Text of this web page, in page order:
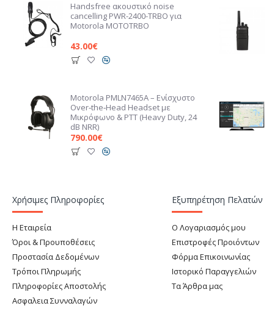
Handsfree ακουστικό noise
cancelling PWR-2400-TRBO για
Motorola MOTOTRBO
43.00€
Motorola PMLN7465A – Ενίσχυστο
Over‑the‑Head Headset με
Μικρόφωνο & PTT (Heavy Duty, 24
dB NRR)
790.00€
Χρήσιμες Πληροφορίες
Η Εταιρεία
Όροι & Προυποθέσεις
Προστασία Δεδομένων
Τρόποι Πληρωμής
Πληροφορίες Αποστολής
Ασφαλεια Συνναλαγών
Εξυπηρέτηση Πελατών
Ο Λογαριασμός μου
Επιστροφές Προιόντων
Φόρμα Επικοινωνίας
Ιστορικό Παραγγελιών
Τα Άρθρα μας